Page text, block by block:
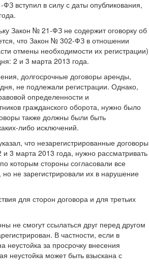
вступил в силу с даты опубликования,
Закон № 21-ФЗ не содержит оговорку об
что Закон № 302-ФЗ в отношении
отмены необходимости их регистрации)
2 и 3 марта 2013 года.
долгосрочные договоры аренды,
не подлежали регистрации. Однако,
определенности и
гражданского оборота, нужно было
также должны были быть
либо исключений.
что незарегистрированные договоры
3 марта 2013 года, нужно рассматривать
которым стороны согласовали все
не зарегистрировали их в нарушение
для сторон договора и для третьих
не смогут ссылаться друг перед другом
В частности, если в
неустойка за просрочку внесения
неустойка может быть взыскана с